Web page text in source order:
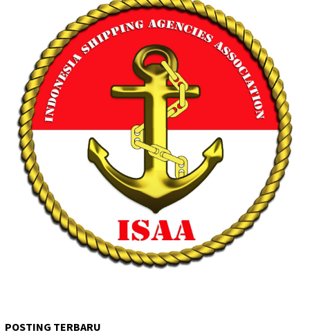
POSTING TERBARU